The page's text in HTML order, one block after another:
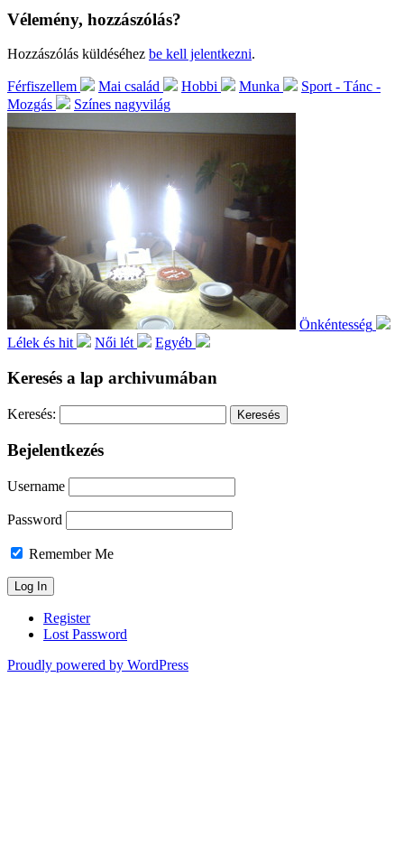
Vélemény, hozzászólás?
Hozzászólás küldéséhez be kell jelentkezni.
Férfiszellem Mai család Hobbi Munka
Sport - Tánc -
Mozgás
Színes nagyvilág
Önkéntesség
Lélek és hit
Női lét Egyéb
Keresés a lap archivumában
Keresés:
Bejelentkezés
Username
Password
Remember Me
Register
Lost Password
Proudly powered by WordPress